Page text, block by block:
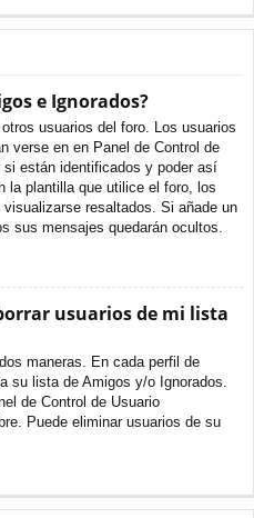
e Ignorados?
usuarios del foro. Los usuarios
verse en en Panel de Control de
si están identificados y poder así
la plantilla que utilice el foro, los
resaltados. Si añade un
sus mensajes quedarán ocultos.
usuarios de mi lista
maneras. En cada perfil de
su lista de Amigos y/o Ignorados.
de Control de Usuario
Puede eliminar usuarios de su